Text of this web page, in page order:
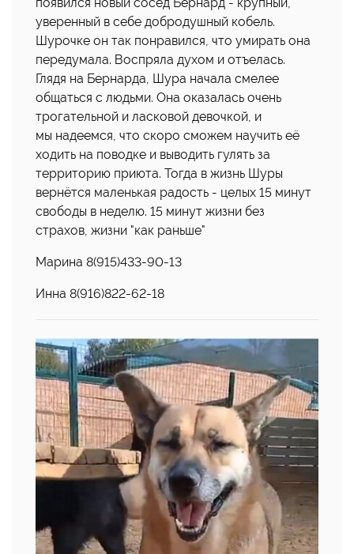
уверенный в себе добродушный кобель.
Шурочке он так понравился, что умирать она
передумала. Воспряла духом и отъелась.
Глядя на Бернарда, Шура начала смелее
общаться с людьми. Она оказалась очень
трогательной и ласковой девочкой, и
мы надеемся, что скоро сможем научить её
ходить на поводке и выводить гулять за
территорию приюта. Тогда в жизнь Шуры
вернётся маленькая радость - целых 15 минут
свободы в неделю. 15 минут жизни без
страхов, жизни "как раньше"
Марина 8(915)433-90-13
Инна 8(916)822-62-18